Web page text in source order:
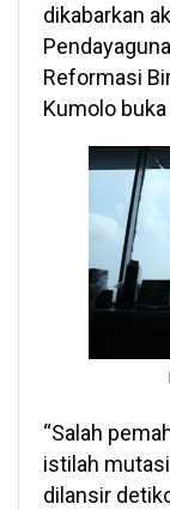
dikabarkan
Reformasi
Kumolo buka
“Salah
istilah
dilansir